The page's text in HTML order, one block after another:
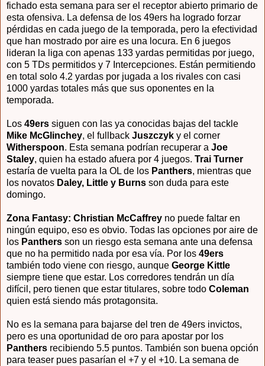
fichado esta semana para ser el receptor abierto primario de
esta ofensiva. La defensa de los 49ers ha logrado forzar
pérdidas en cada juego de la temporada, pero la efectividad
que han mostrado por aire es una locura. En 6 juegos
lideran la liga con apenas 133 yardas permitidas por juego,
con 5 TDs permitidos y 7 Intercepciones. Están permitiendo
en total solo 4.2 yardas por jugada a los rivales con casi
1000 yardas totales más que sus oponentes en la
temporada.
Los 49ers siguen con las ya conocidas bajas del tackle
Mike McGlinchey, el fullback Juszczyk y el corner
Witherspoon. Esta semana podrían recuperar a Joe
Staley, quien ha estado afuera por 4 juegos. Trai Turner
estaría de vuelta para la OL de los Panthers, mientras que
los novatos Daley, Little y Burns son duda para este
domingo.
Zona Fantasy: Christian McCaffrey no puede faltar en
ningún equipo, eso es obvio. Todas las opciones por aire de
los Panthers son un riesgo esta semana ante una defensa
que no ha permitido nada por esa vía. Por los 49ers
también todo viene con riesgo, aunque George Kittle
siempre tiene que estar. Los corredores tendrán un día
difícil, pero tienen que estar titulares, sobre todo Coleman
quien está siendo más protagonsita.
No es la semana para bajarse del tren de 49ers invictos,
pero es una oportunidad de oro para apostar por los
Panthers recibiendo 5.5 puntos. También son buena opción
para teaser pues pasarían el +7 y el +10. La semana de